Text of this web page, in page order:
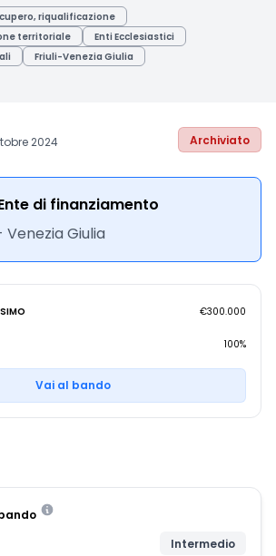
riqualificazione
territoriale
Enti Ecclesiastici
Friuli-Venezia Giulia
2024 Archiviato
di finanziamento
Venezia Giulia
€300.000
100%
Vai al bando
Intermedio